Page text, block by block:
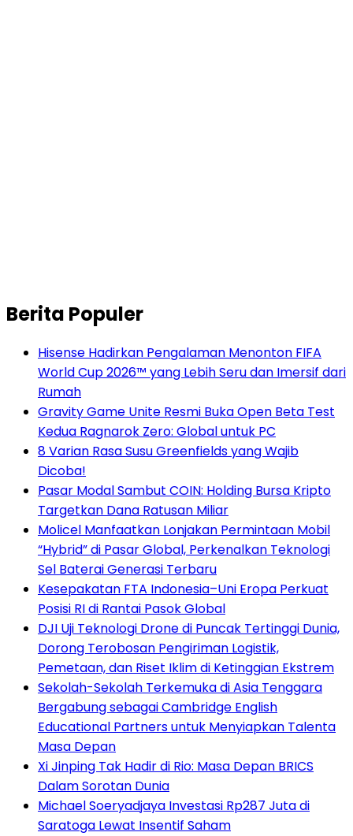
Berita Populer
Hisense Hadirkan Pengalaman Menonton FIFA
World Cup 2026™ yang Lebih Seru dan Imersif dari
Rumah
Gravity Game Unite Resmi Buka Open Beta Test
Kedua Ragnarok Zero: Global untuk PC
8 Varian Rasa Susu Greenfields yang Wajib
Dicoba!
Pasar Modal Sambut COIN: Holding Bursa Kripto
Targetkan Dana Ratusan Miliar
Molicel Manfaatkan Lonjakan Permintaan Mobil
“Hybrid” di Pasar Global, Perkenalkan Teknologi
Sel Baterai Generasi Terbaru
Kesepakatan FTA Indonesia–Uni Eropa Perkuat
Posisi RI di Rantai Pasok Global
DJI Uji Teknologi Drone di Puncak Tertinggi Dunia,
Dorong Terobosan Pengiriman Logistik,
Pemetaan, dan Riset Iklim di Ketinggian Ekstrem
Sekolah-Sekolah Terkemuka di Asia Tenggara
Bergabung sebagai Cambridge English
Educational Partners untuk Menyiapkan Talenta
Masa Depan
Xi Jinping Tak Hadir di Rio: Masa Depan BRICS
Dalam Sorotan Dunia
Michael Soeryadjaya Investasi Rp287 Juta di
Saratoga Lewat Insentif Saham